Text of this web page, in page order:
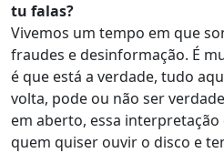
tu falas?
Vivemos um tempo em que
fraudes e desinformação. É
é que está a verdade, tudo
volta, pode ou não ser
em aberto, essa
quem quiser ouvir o disco e